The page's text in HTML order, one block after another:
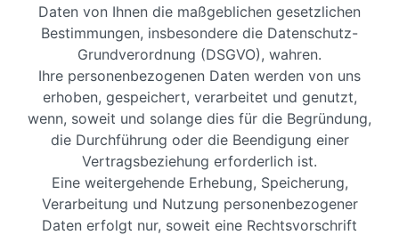
Daten von Ihnen die maßgeblichen gesetzlichen
Bestimmungen, insbesondere die Datenschutz-
Grundverordnung (DSGVO), wahren.
Ihre personenbezogenen Daten werden von uns
erhoben, gespeichert, verarbeitet und genutzt,
wenn, soweit und solange dies für die Begründung,
die Durchführung oder die Beendigung einer
Vertragsbeziehung erforderlich ist.
Eine weitergehende Erhebung, Speicherung,
Verarbeitung und Nutzung personenbezogener
Daten erfolgt nur, soweit eine Rechtsvorschrift